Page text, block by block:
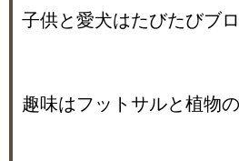
子供と愛犬はたびたびブ
趣味はフットサルと植物